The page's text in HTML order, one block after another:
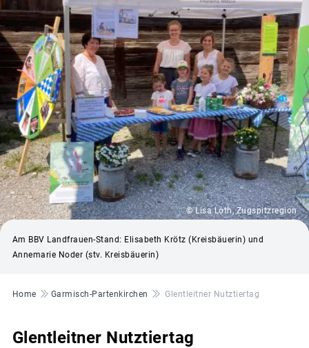
© Lisa Loth, Zugspitzregion
Am BBV Landfrauen-Stand: Elisabeth Krötz (Kreisbäuerin) und
Annemarie Noder (stv. Kreisbäuerin)
Pfadnavigation
Home Garmisch-Partenkirchen Glentleitner Nutztiertag
Glentleitner Nutztiertag